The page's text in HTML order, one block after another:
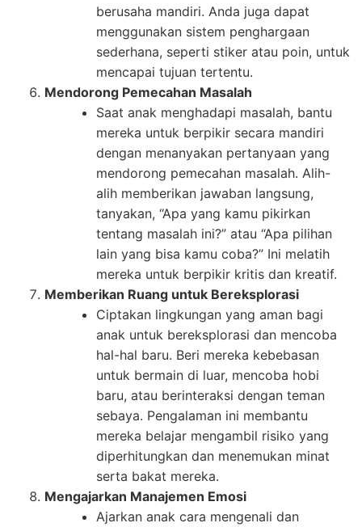
berusaha mandiri. Anda juga dapat
menggunakan sistem penghargaan
sederhana, seperti stiker atau poin, untuk
mencapai tujuan tertentu.
Mendorong Pemecahan Masalah
Saat anak menghadapi masalah, bantu
mereka untuk berpikir secara mandiri
dengan menanyakan pertanyaan yang
mendorong pemecahan masalah. Alih-
alih memberikan jawaban langsung,
tanyakan, “Apa yang kamu pikirkan
tentang masalah ini?” atau “Apa pilihan
lain yang bisa kamu coba?” Ini melatih
mereka untuk berpikir kritis dan kreatif.
Memberikan Ruang untuk Bereksplorasi
Ciptakan lingkungan yang aman bagi
anak untuk bereksplorasi dan mencoba
hal-hal baru. Beri mereka kebebasan
untuk bermain di luar, mencoba hobi
baru, atau berinteraksi dengan teman
sebaya. Pengalaman ini membantu
mereka belajar mengambil risiko yang
diperhitungkan dan menemukan minat
serta bakat mereka.
Mengajarkan Manajemen Emosi
Ajarkan anak cara mengenali dan